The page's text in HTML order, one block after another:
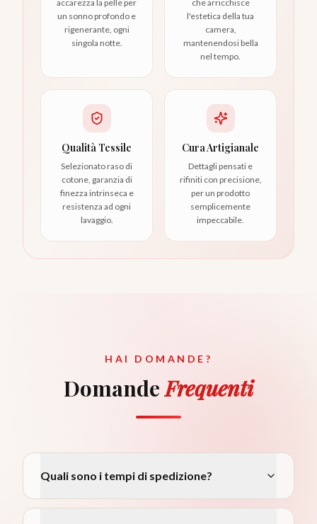
accarezza la pelle per
un sonno profondo e
rigenerante, ogni
singola notte.
che arricchisce
l'estetica della tua
camera,
mantenendosi bella
nel tempo.
Qualità Tessile
Selezionato raso di
cotone, garanzia di
finezza intrinseca e
resistenza ad ogni
lavaggio.
Cura Artigianale
Dettagli pensati e
rifiniti con precisione,
per un prodotto
semplicemente
impeccabile.
HAI DOMANDE?
DomandeFrequenti
Quali sono i tempi di spedizione?